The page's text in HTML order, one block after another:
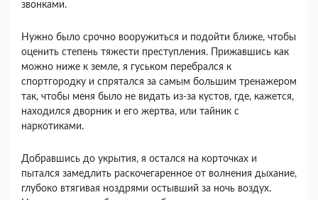
звонками.
Нужно было срочно вооружиться и подойти ближе, чтобы
оценить степень тяжести преступления. Прижавшись как
можно ниже к земле, я гуськом перебрался к
спортгородку и спрятался за самым большим тренажером
так, чтобы меня было не видать из-за кустов, где, кажется,
находился дворник и его жертва, или тайник с
наркотиками.
Добравшись до укрытия, я остался на корточках и
пытался замедлить раскочегаренное от волнения дыхание,
глубоко втягивая ноздрями остывший за ночь воздух.